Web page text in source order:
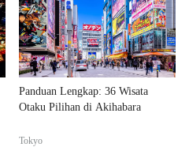
Panduan Lengkap: 36 Wisata
Otaku Pilihan di Akihabara
Tokyo